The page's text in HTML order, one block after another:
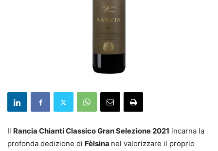
Il Rancia Chianti Classico Gran Selezione 2021 incarna la
profonda dedizione di Fèlsina nel valorizzare il proprio